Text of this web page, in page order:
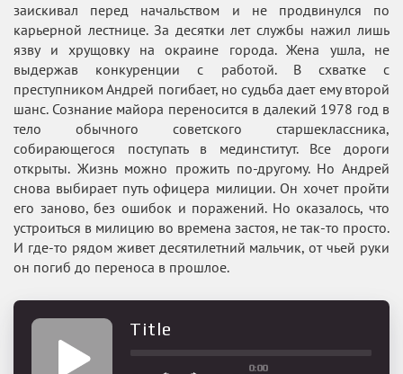
заискивал перед начальством и не продвинулся по
карьерной лестнице. За десятки лет службы нажил лишь
язву и хрущовку на окраине города. Жена ушла, не
выдержав конкуренции с работой. В схватке с
преступником Андрей погибает, но судьба дает ему второй
шанс. Сознание майора переносится в далекий 1978 год в
тело обычного советского старшеклассника,
собирающегося поступать в мединститут. Все дороги
открыты. Жизнь можно прожить по-другому. Но Андрей
снова выбирает путь офицера милиции. Он хочет пройти
его заново, без ошибок и поражений. Но оказалось, что
устроиться в милицию во времена застоя, не так-то просто.
И где-то рядом живет десятилетний мальчик, от чьей руки
он погиб до переноса в прошлое.
Title
0:00